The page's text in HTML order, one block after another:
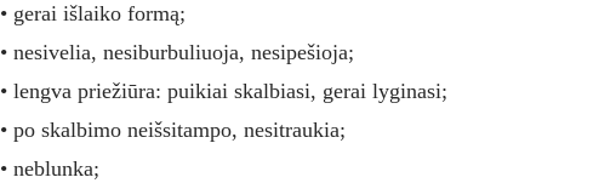
• gerai išlaiko formą;
• nesivelia, nesiburbuliuoja, nesipešioja;
• lengva priežiūra: puikiai skalbiasi, gerai lyginasi;
• po skalbimo neišsitampo, nesitraukia;
• neblunka;